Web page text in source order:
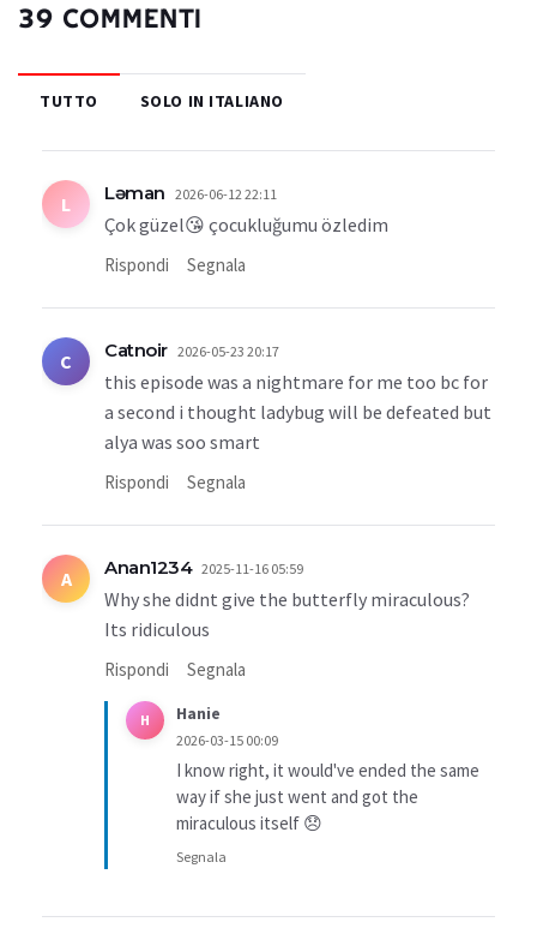
39 COMMENTI
TUTTO SOLO IN ITALIANO
L Ləman 2026-06-12 22:11
Çok güzel😘 çocukluğumu özledim
Rispondi Segnala
C Catnoir 2026-05-23 20:17
this episode was a nightmare for me too bc for
a second i thought ladybug will be defeated but
alya was soo smart
Rispondi Segnala
A Anan1234 2025-11-16 05:59
Why she didnt give the butterfly miraculous?
Its ridiculous
Rispondi Segnala
H Hanie
2026-03-15 00:09
I know right, it would've ended the same
way if she just went and got the
miraculous itself 😞
Segnala